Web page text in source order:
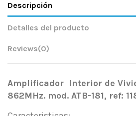
Descripción
Detalles del producto
Reviews(0)
Amplificador Interior de
862MHz. mod. ATB-181, ref: